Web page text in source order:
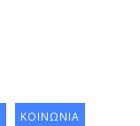
ΚΟΙΝΩΝΙΑ